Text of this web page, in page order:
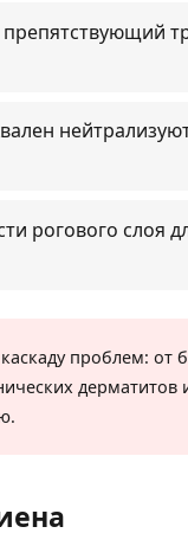
рогового слоя
проблем: от
дерматитов